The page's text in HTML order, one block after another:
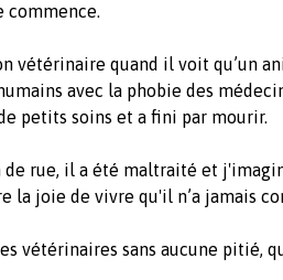
commence.
vétérinaire quand il voit qu’un
avec la phobie des
petits soins et a fini par mourir.
de rue, il a été maltraité et
la joie de vivre qu'il n’a jamais
vétérinaires sans aucune pitié,